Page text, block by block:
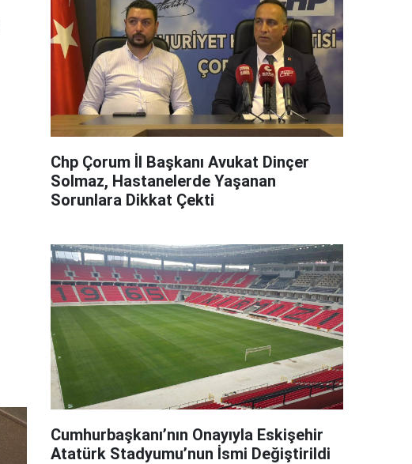
Chp Çorum İl Başkanı Avukat Dinçer
Solmaz, Hastanelerde Yaşanan
Sorunlara Dikkat Çekti
Cumhurbaşkanı’nın Onayıyla Eskişehir
Atatürk Stadyumu’nun İsmi Değiştirildi